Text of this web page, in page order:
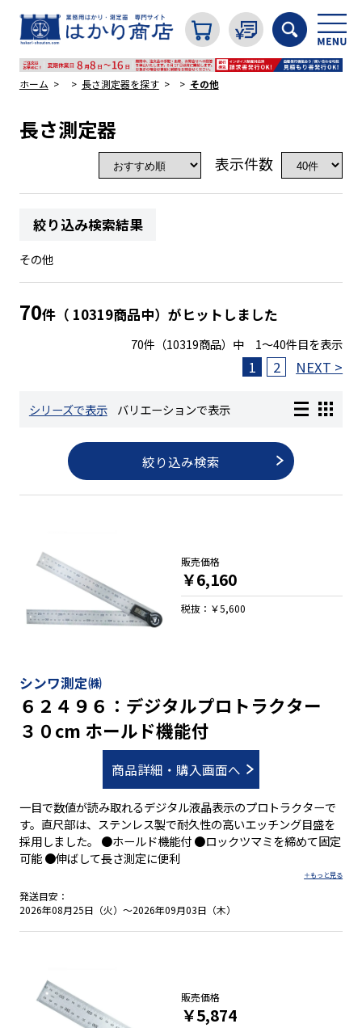
カテゴリから探す
長さ測定器
濃度・環境測定
レベル・勾配測定
オプション
ホーム 長さ測定器を探す その他
長さ測定器
表示件数
絞り込み検索結果
その他
70件（ 10319商品中）がヒットしました
70件（10319商品）中 1～40件目を表示
1 2 NEXT >
シリーズで表示 バリエーションで表示
絞り込み検索
シンワ測定㈱
６２４９６：デジタルプロトラクター
３０cm ホールド機能付
商品詳細・購入画面へ
一目で数値が読み取れるデジタル液晶表示のプロトラクターで
す。直尺部は、ステンレス製で耐久性の高いエッチング目盛を
採用しました。 ●ホールド機能付 ●ロックツマミを締めて固定
可能 ●伸ばして長さ測定に便利
発送目安：
2026年08月25日（火）～2026年09月03日（木）
販売価格
￥6,160
税抜：￥5,600
販売価格
￥5,874